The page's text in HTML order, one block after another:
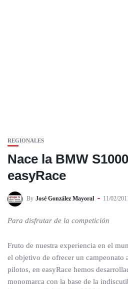
REGIONALES
Nace la BMW
easyRace
By José González Mayoral 11/02/
Para disfrutar de la competición
Fruto de nuestra experiencia en el
el objetivo de ofrecer un campeonato
pilotos, en easyRace hemos
monomarca con la base de la